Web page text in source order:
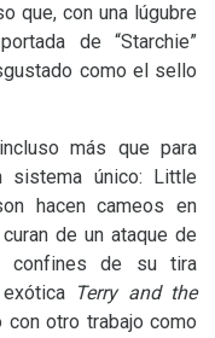
que, con una lúgubre
de “Starchie”
como el sello
más que para
sistema único: Little
hacen cameos en
de un ataque de
confines de su tira
Terry and the
otro trabajo como